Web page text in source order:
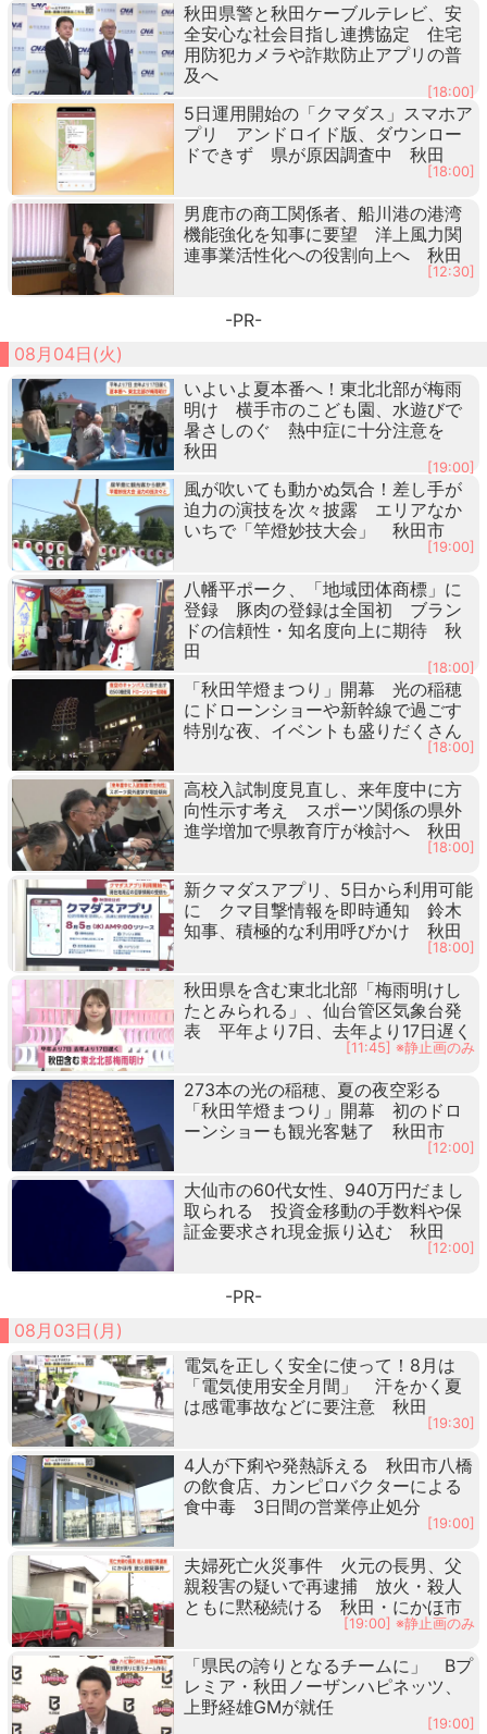
秋田県警と秋田ケーブルテレビ、安
全安心な社会目指し連携協定 住宅
用防犯カメラや詐欺防止アプリの普
及へ
[18:00]
5日運用開始の「クマダス」スマホア
プリ アンドロイド版、ダウンロー
ドできず 県が原因調査中 秋田
[18:00]
男鹿市の商工関係者、船川港の港湾
機能強化を知事に要望 洋上風力関
連事業活性化への役割向上へ 秋田
[12:30]
-PR-
08月04日(火)
いよいよ夏本番へ！東北北部が梅雨
明け 横手市のこども園、水遊びで
暑さしのぐ 熱中症に十分注意を
秋田
[19:00]
風が吹いても動かぬ気合！差し手が
迫力の演技を次々披露 エリアなか
いちで「竿燈妙技大会」 秋田市
[19:00]
八幡平ポーク、「地域団体商標」に
登録 豚肉の登録は全国初 ブラン
ドの信頼性・知名度向上に期待 秋
田
[18:00]
「秋田竿燈まつり」開幕 光の稲穂
にドローンショーや新幹線で過ごす
特別な夜、イベントも盛りだくさん
[18:00]
高校入試制度見直し、来年度中に方
向性示す考え スポーツ関係の県外
進学増加で県教育庁が検討へ 秋田
[18:00]
新クマダスアプリ、5日から利用可能
に クマ目撃情報を即時通知 鈴木
知事、積極的な利用呼びかけ 秋田
[18:00]
秋田県を含む東北北部「梅雨明けし
たとみられる」、仙台管区気象台発
表 平年より7日、去年より17日遅く
[11:45] ※静止画のみ
273本の光の稲穂、夏の夜空彩る
「秋田竿燈まつり」開幕 初のドロ
ーンショーも観光客魅了 秋田市
[12:00]
大仙市の60代女性、940万円だまし
取られる 投資金移動の手数料や保
証金要求され現金振り込む 秋田
[12:00]
-PR-
08月03日(月)
電気を正しく安全に使って！8月は
「電気使用安全月間」 汗をかく夏
は感電事故などに要注意 秋田
[19:30]
4人が下痢や発熱訴える 秋田市八橋
の飲食店、カンピロバクターによる
食中毒 3日間の営業停止処分
[19:00]
夫婦死亡火災事件 火元の長男、父
親殺害の疑いで再逮捕 放火・殺人
ともに黙秘続ける 秋田・にかほ市
[19:00] ※静止画のみ
「県民の誇りとなるチームに」 Bプ
レミア・秋田ノーザンハピネッツ、
上野経雄GMが就任
[19:00]